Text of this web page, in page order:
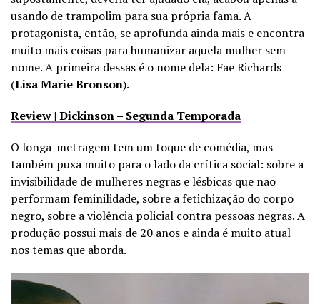
usando de trampolim para sua própria fama. A
protagonista, então, se aprofunda ainda mais e encontra
muito mais coisas para humanizar aquela mulher sem
nome. A primeira dessas é o nome dela: Fae Richards
(Lisa Marie Bronson).
Review | Dickinson – Segunda Temporada
O longa-metragem tem um toque de comédia, mas
também puxa muito para o lado da crítica social: sobre a
invisibilidade de mulheres negras e lésbicas que não
performam feminilidade, sobre a fetichização do corpo
negro, sobre a violência policial contra pessoas negras. A
produção possui mais de 20 anos e ainda é muito atual
nos temas que aborda.